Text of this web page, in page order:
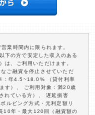
業時間内に限られます。
下の方で安定した収入のある
は、ご利用いただけます。
ご融資を停止させていただ
：年4.5~18.0% （貸付利率
す）、 ご利用対象：満20歳
れている方）、 遅延損害
ルビング方式・元利定額リ
10年・最大120回（融資額の